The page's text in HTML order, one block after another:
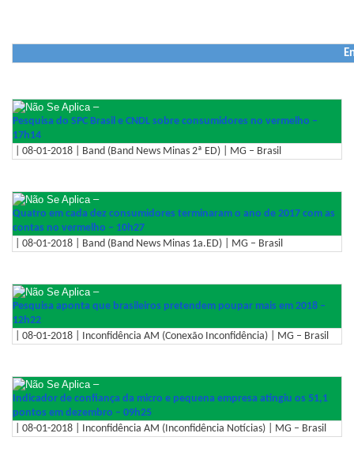
–
Pesquisa do SPC Brasil e CNDL sobre consumidores no vermelho –
17h14
| 08-01-2018 | Band (Band News Minas 2ª ED) | MG – Brasil
–
Quatro em cada dez consumidores terminaram o ano de 2017 com as
contas no vermelho – 10h27
| 08-01-2018 | Band (Band News Minas 1a.ED) | MG – Brasil
–
Pesquisa aponta que brasileiros pretendem poupar mais em 2018 –
12h22
| 08-01-2018 | Inconfidência AM (Conexão Inconfidência) | MG – Brasil
–
Indicador de confiança da micro e pequena empresa atingiu os 51,1
pontos em dezembro – 09h25
| 08-01-2018 | Inconfidência AM (Inconfidência Notícias) | MG – Brasil